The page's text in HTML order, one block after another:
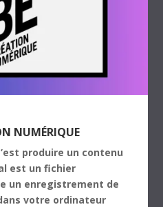
NUMÉRIQUE
produire un contenu
est un fichier
un enregistrement de
votre ordinateur